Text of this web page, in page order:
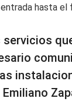
hasta el